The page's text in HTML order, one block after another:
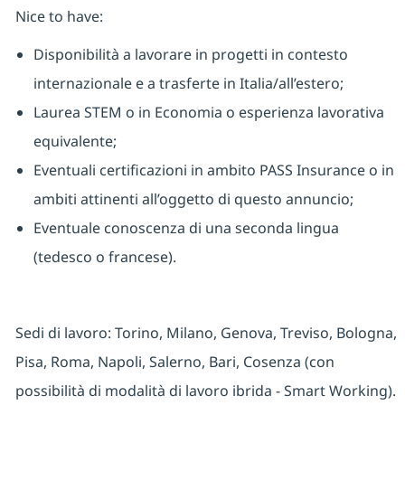
Nice to have:
Disponibilità a lavorare in progetti in contesto
internazionale e a trasferte in Italia/all’estero;
Laurea STEM o in Economia o esperienza lavorativa
equivalente;
Eventuali certificazioni in ambito PASS Insurance o in
ambiti attinenti all’oggetto di questo annuncio;
Eventuale conoscenza di una seconda lingua
(tedesco o francese).
Sedi di lavoro: Torino, Milano, Genova, Treviso, Bologna,
Pisa, Roma, Napoli, Salerno, Bari, Cosenza (con
possibilità di modalità di lavoro ibrida - Smart Working).